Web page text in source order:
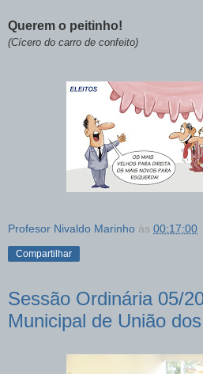
Querem o peitinho!
(Cícero do carro de confeito)
Profesor Nivaldo Marinho às 00:17:00
Compartilhar
Sessão Ordinária 05/
Municipal de União